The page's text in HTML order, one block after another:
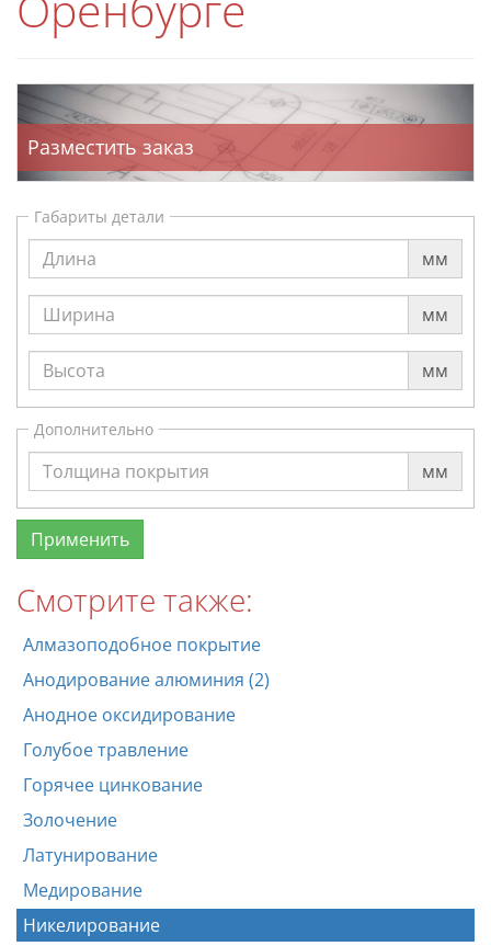
Разместить заказ
Габариты детали
мм
мм
мм
Дополнительно
мм
Смотрите также:
Алмазоподобное покрытие
Анодирование алюминия (2)
Анодное оксидирование
Голубое травление
Горячее цинкование
Золочение
Латунирование
Медирование
Никелирование